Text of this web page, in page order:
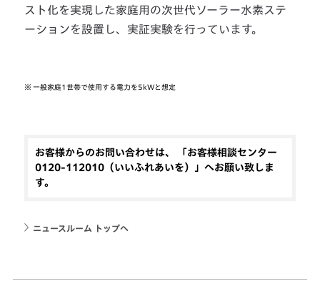
スト化を実現した家庭用の次世代ソーラー水素ステ
ーションを設置し、実証実験を行っています。
※ 一般家庭1世帯で使用する電力を5kWと想定
お客様からのお問い合わせは、 「お客様相談センター
0120-112010（いいふれあいを）」へお願い致しま
す。
ニュースルーム トップへ